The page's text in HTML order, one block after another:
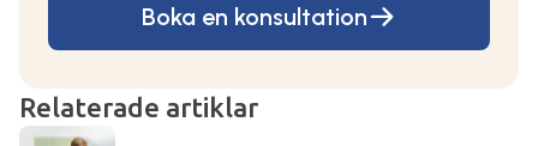
Boka en konsultation
Relaterade artiklar